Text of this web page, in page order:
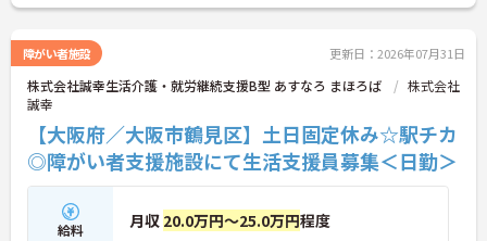
障がい者施設 更新日：2026年07月31日
株式会社誠幸生活介護・就労継続支援B型 あすなろ まほろば
株式会社
誠幸
【大阪府／大阪市鶴見区】土日固定休み☆駅チカ
◎障がい者支援施設にて生活支援員募集＜日勤＞
給料 月収 20.0万円～25.0万円程度